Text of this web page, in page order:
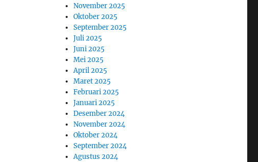
November 2025
Oktober 2025
September 2025
Juli 2025
Juni 2025
Mei 2025
April 2025
Maret 2025
Februari 2025
Januari 2025
Desember 2024
November 2024
Oktober 2024
September 2024
Agustus 2024